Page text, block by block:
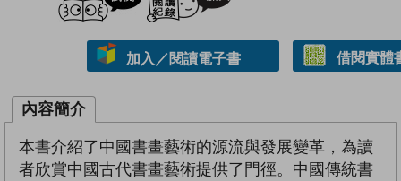
加入／閱讀電子書 借閱實體
內容簡介
本書介紹了中國書畫藝術的源流與發展變革，為讀
者欣賞中國古代書畫藝術提供了門徑。中國傳統書